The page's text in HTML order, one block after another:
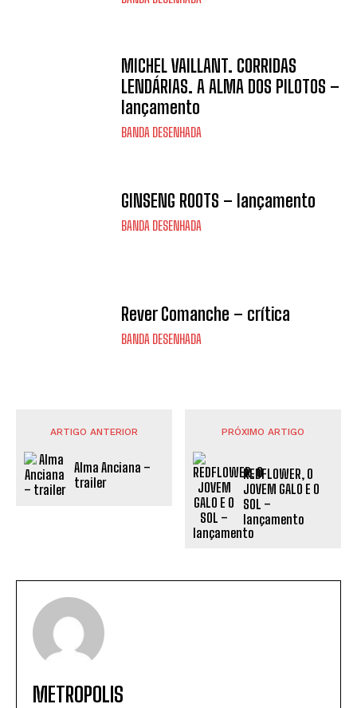
MICHEL VAILLANT. CORRIDAS
LENDÁRIAS. A ALMA DOS PILOTOS –
lançamento
BANDA DESENHADA
GINSENG ROOTS – lançamento
BANDA DESENHADA
Rever Comanche – crítica
BANDA DESENHADA
ARTIGO ANTERIOR
Alma Anciana –
trailer
PRÓXIMO ARTIGO
REDFLOWER, O
JOVEM GALO E O
SOL –
lançamento
METROPOLIS